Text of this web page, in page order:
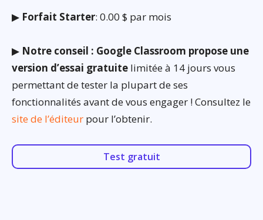
▶ Forfait Starter: 0.00 $ par mois
▶ Notre conseil : Google Classroom propose une
version d’essai gratuite limitée à 14 jours vous
permettant de tester la plupart de ses
fonctionnalités avant de vous engager ! Consultez le
site de l’éditeur pour l’obtenir.
Test gratuit